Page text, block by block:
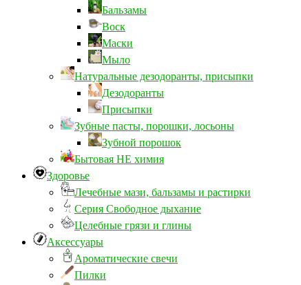
Бальзамы
Воск
Маски
Мыло
Натуральные дезодоранты, присыпки
Дезодоранты
Присыпки
Зубные пасты, порошки, лосьоны
Зубной порошок
Бытовая НЕ химия
Здоровье
Лечебные мази, бальзамы и растирки
Серия Свободное дыхание
Целебные грязи и глины
Аксессуары
Ароматические свечи
Пилки